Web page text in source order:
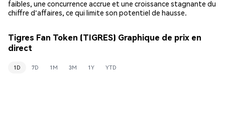
faibles, une concurrence accrue et une croissance stagnante du
chiffre d'affaires, ce qui limite son potentiel de hausse.
Tigres Fan Token (TIGRES) Graphique de prix en
direct
1D 7D 1M 3M 1Y YTD